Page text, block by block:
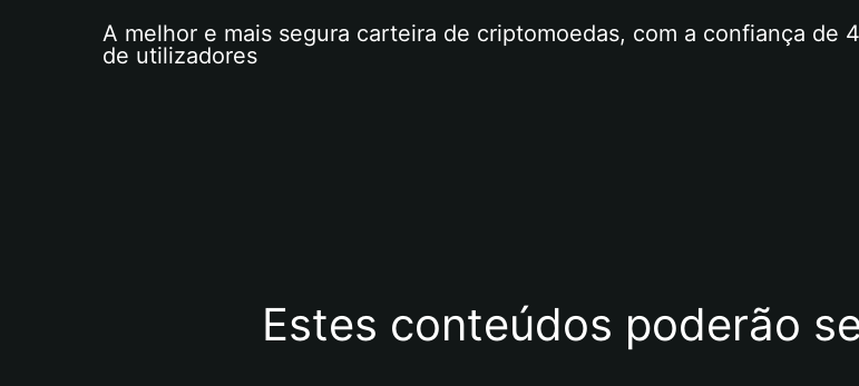
A melhor e mais segura carteira de criptomoedas, com a confiança de
de utilizadores
Estes conteúdos poderão